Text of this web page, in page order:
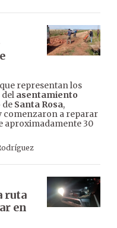
representan los
del asentamiento
de Santa Rosa,
comenzaron a reparar
aproximadamente 30
ruta
en